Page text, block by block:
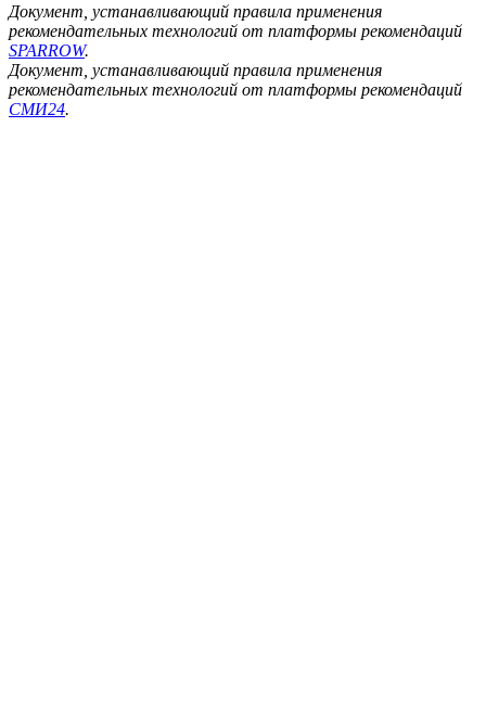
Документ, устанавливающий правила применения
рекомендательных технологий от платформы рекомендаций
SPARROW.
Документ, устанавливающий правила применения
рекомендательных технологий от платформы рекомендаций
СМИ24.